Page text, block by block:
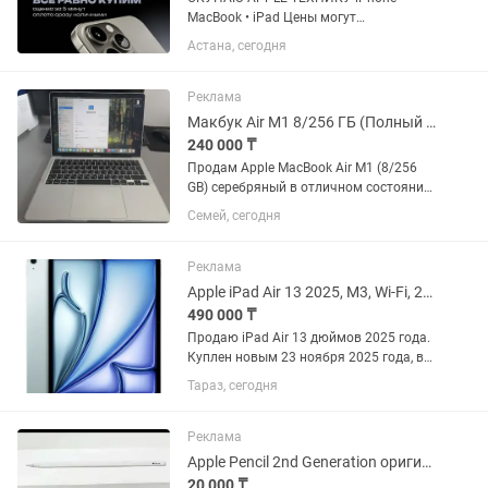
MacBook • iPad Цены могут
варьироваться в зависимости от
объёма памяти, состояния устройства
до 40 000 тг iPhone XR — до 40 000...
Астана, сегодня
Реклама
Макбук Air M1 8/256 ГБ (Полный комплект)
240 000 ₸
Продам Apple MacBook Air M1 (8/256
GB) серебряный в отличном состоянии
за 240 000 тенге. Характеристики
видны на фото: чип Apple M1, 8 ГБ
Retina. Ноутбук работает...
Семей, сегодня
Реклама
Apple iPad Air 13 2025, M3, Wi-Fi, 256 ГБ, голубой
490 000 ₸
Продаю iPad Air 13 дюймов 2025 года.
Куплен новым 23 ноября 2025 года, в
использовании меньше года.
Состояние идеальное: без царапин,
Работает отлично, не падал, не...
Тараз, сегодня
Реклама
Apple Pencil 2nd Generation оригинал, магнитная зарядка